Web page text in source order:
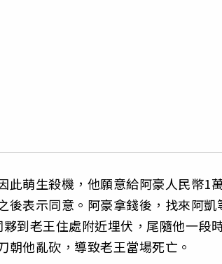
此萌生殺機，他願意給阿豪人民幣1
後表示同意。阿豪拿錢後，找來阿
夥到老王住處附近埋伏，尾隨他一段
朝他亂砍，導致老王當場死亡。